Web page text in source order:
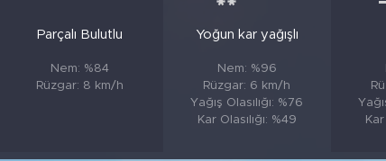
Parçalı Bulutlu
Nem: %84
Rüzgar: 8 km/h
Yoğun kar yağışlı
Nem: %96
Rüzgar: 6 km/h
Yağış Olasılığı: %76
Kar Olasılığı: %49
Kar